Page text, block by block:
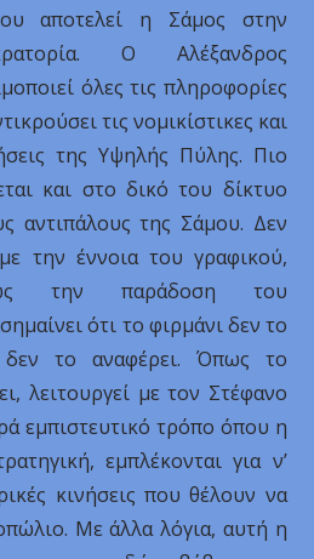
αποτελεί η Σάμος στην
Ο Αλέξανδρος
όλες τις πληροφορίες
τις νομικίστικες και
της Υψηλής Πύλης. Πιο
και στο δικό του δίκτυο
αντιπάλους της Σάμου. Δεν
την έννοια του γραφικού,
την παράδοση του
ότι το φιρμάνι δεν το
δεν το αναφέρει. Όπως το
λειτουργεί με τον Στέφανο
εμπιστευτικό τρόπο όπου η
εμπλέκονται για ν’
κινήσεις που θέλουν να
Με άλλα λόγια, αυτή η